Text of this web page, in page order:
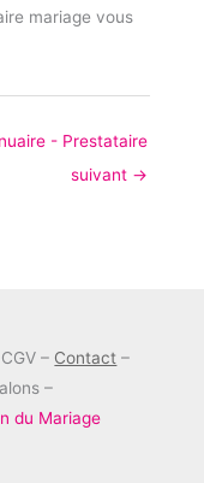
mariage vous
- Prestataire
suivant →
– Contact –
–
du Mariage